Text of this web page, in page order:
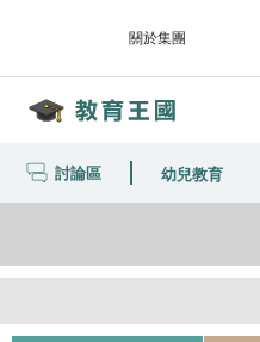
關於集團
討論區 幼兒教育